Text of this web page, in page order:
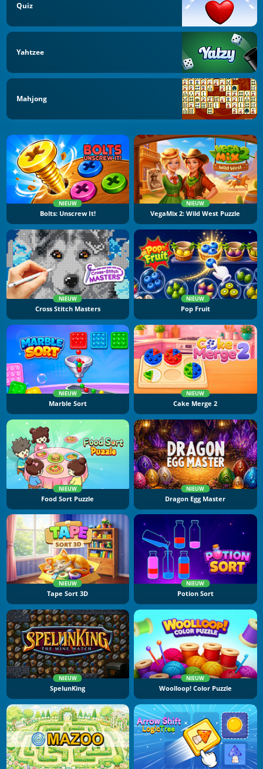
Quiz
Yahtzee
Mahjong
NIEUW
Bolts: Unscrew It!
NIEUW
VegaMix 2: Wild West Puzzle
NIEUW
Cross Stitch Masters
NIEUW
Pop Fruit
NIEUW
Marble Sort
NIEUW
Cake Merge 2
NIEUW
Food Sort Puzzle
NIEUW
Dragon Egg Master
NIEUW
Tape Sort 3D
NIEUW
Potion Sort
NIEUW
SpelunKing
NIEUW
Woolloop! Color Puzzle